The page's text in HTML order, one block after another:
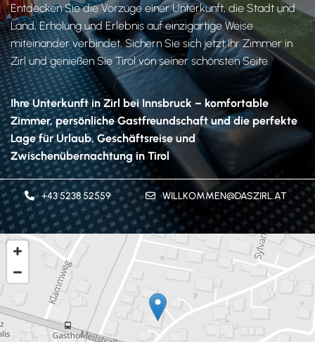
Entdecken Sie die Vorzüge einer Unterkunft, die Stadt und
Land, Erholung und Erlebnis auf einzigartige Weise
miteinander verbindet. Sichern Sie sich jetzt Ihr Zimmer in
Zirl und genießen Sie Tirol von seiner schönsten Seite.
Ihre Unterkunft in Zirl bei Innsbruck – komfortable
Zimmer, persönliche Gastfreundschaft und die perfekte
Lage für Urlaub, Geschäftsreise und
Zwischenübernachtung in Tirol
+43 5238 52559 WILLKOMMEN@DASZIRL.AT